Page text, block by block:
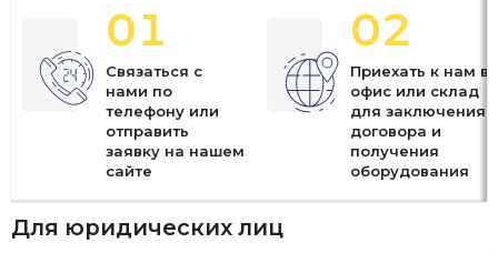
01
Связаться с
нами по
телефону или
отправить
заявку на нашем
сайте
02
Приехать к нам в
офис или склад
для заключения
договора и
получения
оборудования
Для юридических лиц